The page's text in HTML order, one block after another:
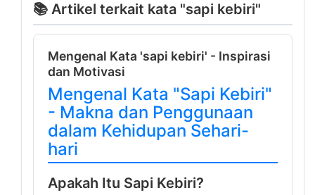
📚 Artikel terkait kata "sapi kebiri"
Mengenal Kata 'sapi kebiri' - Inspirasi
dan Motivasi
Mengenal Kata "Sapi Kebiri"
- Makna dan Penggunaan
dalam Kehidupan Sehari-
hari
Apakah Itu Sapi Kebiri?